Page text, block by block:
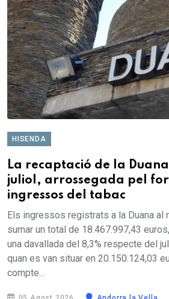
HISENDA
La recaptació de la Duana
juliol, arrossegada pel
ingressos del tabac
Els ingressos registrats a la Duana al
sumar un total de 18.467.997,43
una davallada del 8,3% respecte del
quan es van situar en 20.150.124,03
compte...